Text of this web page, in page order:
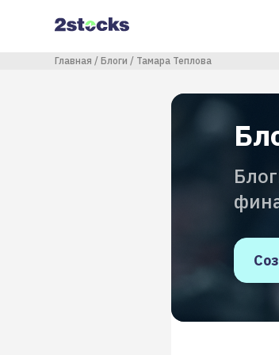
содержанию
Строка навигации
Главная Блоги Тамара Теплова